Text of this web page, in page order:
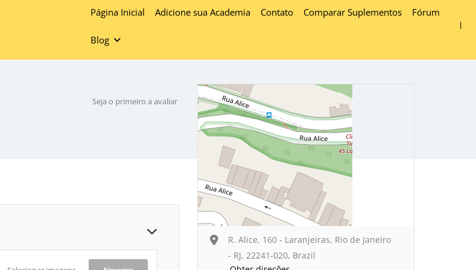
Página Inicial Adicione sua Academia Contato Comparar Suplementos Fórum
Blog
Seja o primeiro a avaliar
R. Alice, 160 - Laranjeiras, Rio de Janeiro
- RJ, 22241-020, Brazil